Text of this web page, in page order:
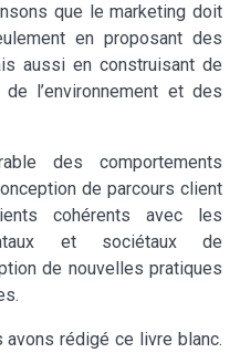
que le marketing doit
en proposant des
aussi en construisant de
l’environnement et des
des comportements
de parcours client
cohérents avec les
et sociétaux de
de nouvelles pratiques
avons rédigé ce livre blanc.